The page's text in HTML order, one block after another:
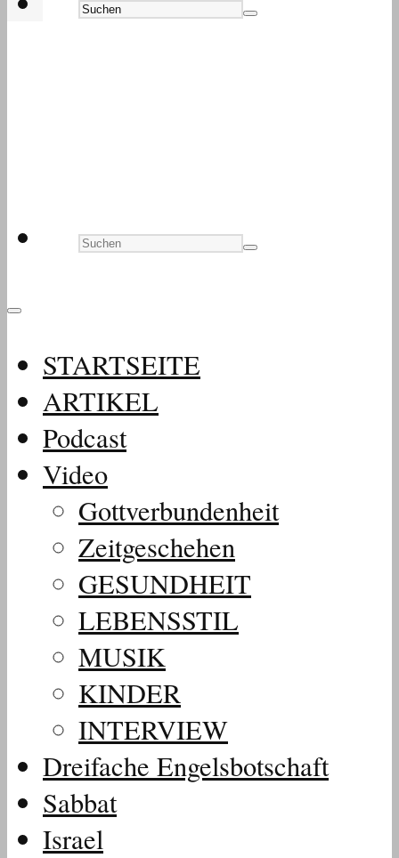
STARTSEITE
ARTIKEL
Podcast
Video
Gottverbundenheit
Zeitgeschehen
GESUNDHEIT
LEBENSSTIL
MUSIK
KINDER
INTERVIEW
Dreifache Engelsbotschaft
Sabbat
Israel